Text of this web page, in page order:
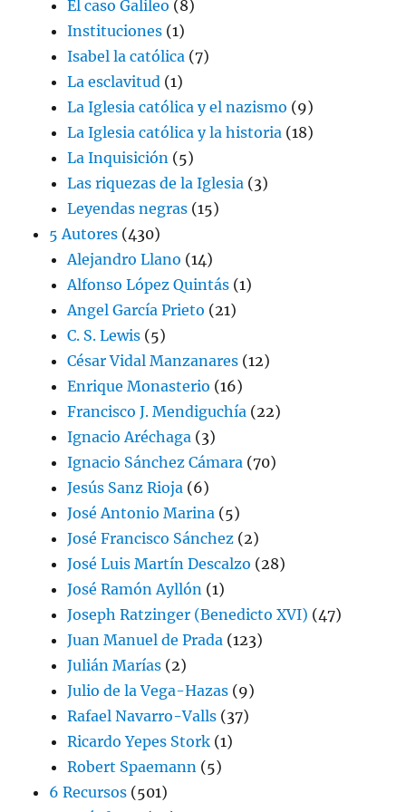
El caso Galileo (8)
Instituciones (1)
Isabel la católica (7)
La esclavitud (1)
La Iglesia católica y el nazismo (9)
La Iglesia católica y la historia (18)
La Inquisición (5)
Las riquezas de la Iglesia (3)
Leyendas negras (15)
5 Autores (430)
Alejandro Llano (14)
Alfonso López Quintás (1)
Angel García Prieto (21)
C. S. Lewis (5)
César Vidal Manzanares (12)
Enrique Monasterio (16)
Francisco J. Mendiguchía (22)
Ignacio Aréchaga (3)
Ignacio Sánchez Cámara (70)
Jesús Sanz Rioja (6)
José Antonio Marina (5)
José Francisco Sánchez (2)
José Luis Martín Descalzo (28)
José Ramón Ayllón (1)
Joseph Ratzinger (Benedicto XVI) (47)
Juan Manuel de Prada (123)
Julián Marías (2)
Julio de la Vega-Hazas (9)
Rafael Navarro-Valls (37)
Ricardo Yepes Stork (1)
Robert Spaemann (5)
6 Recursos (501)